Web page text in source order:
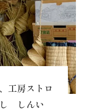
工房ストロ
し しんい